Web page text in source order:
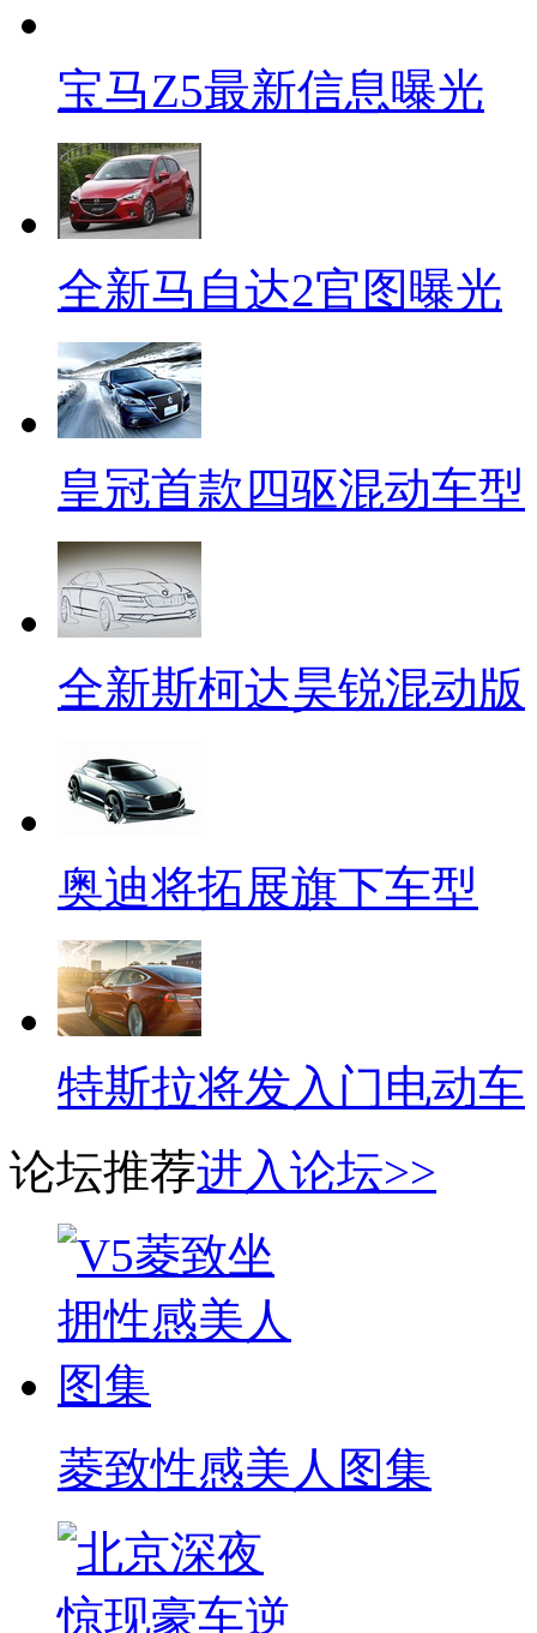
宝马Z5最新信息曝光
全新马自达2官图曝光
皇冠首款四驱混动车型
全新斯柯达昊锐混动版
奥迪将拓展旗下车型
特斯拉将发入门电动车
论坛推荐进入论坛>>
菱致性感美人图集